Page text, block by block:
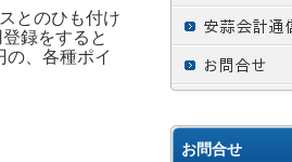
とのひも付け
録をすると
の、各種ポイ
お問合せ